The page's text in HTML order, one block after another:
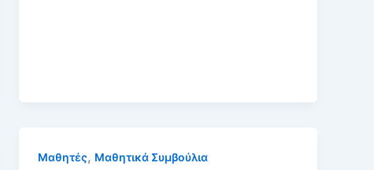
Μαθητές, Μαθητικά Συμβούλια